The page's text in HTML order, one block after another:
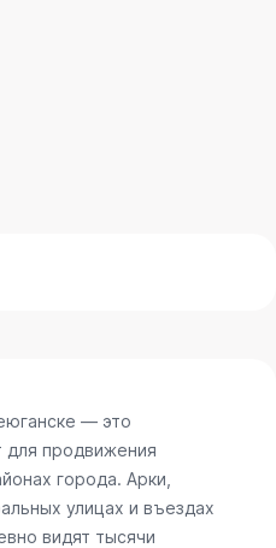
— это
для продвижения
города. Арки,
улицах и въездах
видят тысячи